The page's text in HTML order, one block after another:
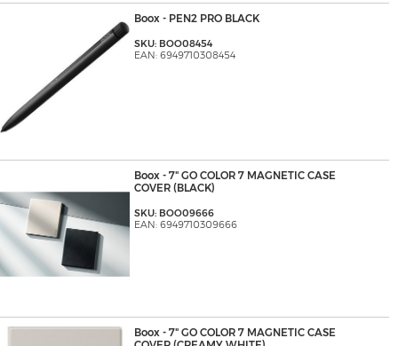
Boox - PEN2 PRO BLACK
SKU: BOO08454
EAN: 6949710308454
Boox - 7" GO COLOR 7 MAGNETIC CASE
COVER (BLACK)
SKU: BOO09666
EAN: 6949710309666
Boox - 7" GO COLOR 7 MAGNETIC CASE